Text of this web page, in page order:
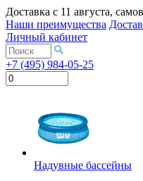
Доставка с 11 августа,
Наши преимущества
Личный кабинет
+7 (495) 984-05-25
Надувные бассейны